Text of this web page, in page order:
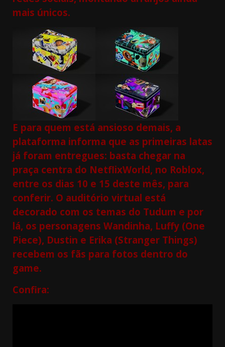
mais únicos.
E para quem está ansioso demais, a
plataforma informa que as primeiras latas
já foram entregues: basta chegar na
praça centra do NetflixWorld, no Roblox,
entre os dias 10 e 15 deste mês, para
conferir. O auditório virtual está
decorado com os temas do Tudum e por
lá, os personagens Wandinha, Luffy (One
Piece), Dustin e Erika (Stranger Things)
recebem os fãs para fotos dentro do
game.
Confira: